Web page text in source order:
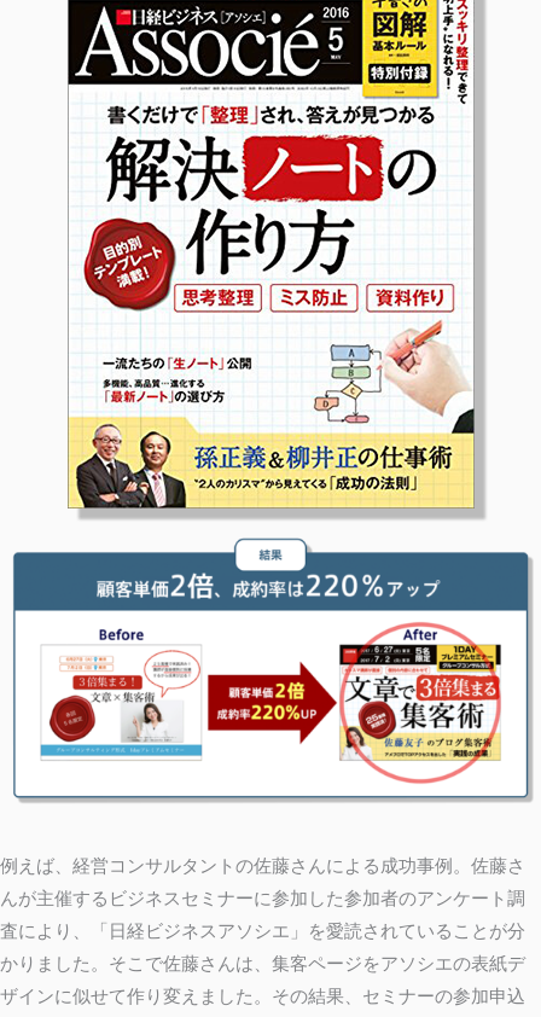
例えば、経営コンサルタントの佐藤さんによる成功事例。 佐藤さ
んが主催するビジネスセミナーに参加した参加者のアンケート調
査により、「日経ビジネスアソシエ」を愛読されていることが分
かりました。そこで佐藤さんは、集客ページをアソシエの表紙デ
ザインに似せて作り変えました。 その結果、セミナーの参加申込